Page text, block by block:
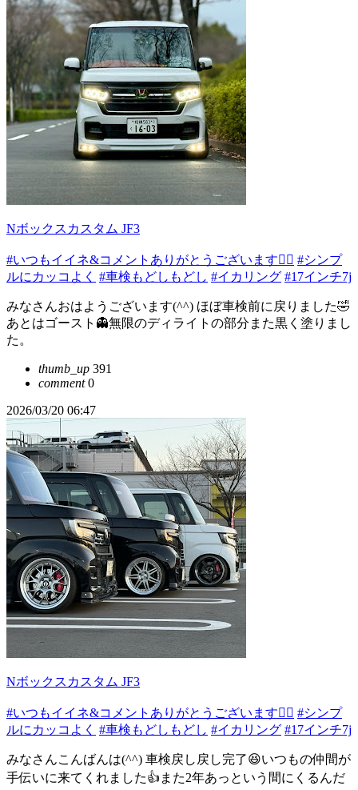
Nボックスカスタム JF3
#いつもイイネ&コメントありがとうございます🙇‍♂️ #シンプ
ルにカッコよく #車検もどしもどし #イカリング #17インチ7j
みなさんおはようございます(^^) ほぼ車検前に戻りました🤣
あとはゴースト👻無限のディライトの部分また黒く塗りまし
た。
thumb_up 391
comment0
2026/03/20 06:47
Nボックスカスタム JF3
#いつもイイネ&コメントありがとうございます🙇‍♂️ #シンプ
ルにカッコよく #車検もどしもどし #イカリング #17インチ7j
みなさんこんばんは(^^) 車検戻し戻し完了😆いつもの仲間が
手伝いに来てくれました👍また2年あっという間にくるんだ